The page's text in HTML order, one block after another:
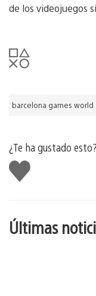
de los videojuegos
barcelona games world
¿Te ha gustado esto?
Me
gusta
Últimas